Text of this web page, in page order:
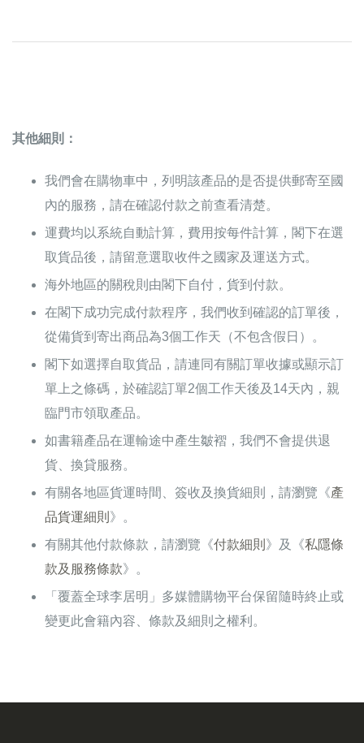
其他細則：
我們會在購物車中，列明該產品的是否提供郵寄至國
內的服務，請在確認付款之前查看清楚。
運費均以系統自動計算，費用按每件計算，閣下在選
取貨品後，請留意選取收件之國家及運送方式。
海外地區的關稅則由閣下自付，貨到付款。
在閣下成功完成付款程序，我們收到確認的訂單後，
從備貨到寄出商品為3個工作天（不包含假日）。
閣下如選擇自取貨品，請連同有關訂單收據或顯示訂
單上之條碼，於確認訂單2個工作天後及14天內，親
臨門市領取產品。
如書籍產品在運輸途中產生皺褶，我們不會提供退
貨、換貸服務。
有關各地區貨運時間、簽收及換貨細則，請瀏覽《產
品貨運細則 》。
有關其他付款條款，請瀏覽《付款細則 》及《私隱條
款及服務條款》。
「覆蓋全球李居明」多媒體購物平台保留隨時終止或
變更此會籍內容、條款及細則之權利。